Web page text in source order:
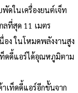
พัดในเครื่องยนต์เจ็ท
ลที่สุด 11 เมตร
อง ในโหมดพลังงานสูง
ดดี้แอร์ได้อุณหภูมิตาม
เท็ดดี้แอร์อีกขั้นจาก